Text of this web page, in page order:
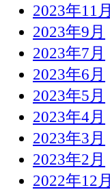
2023年11月
2023年9月
2023年7月
2023年6月
2023年5月
2023年4月
2023年3月
2023年2月
2022年12月